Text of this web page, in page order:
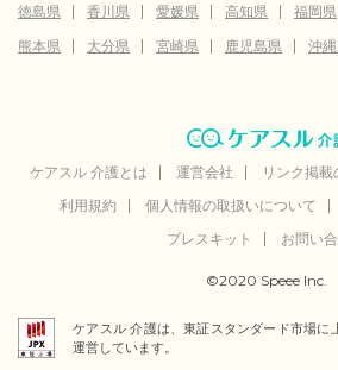
徳島県
香川県 愛媛県 高知県 福岡県
熊本県
大分県 宮崎県 鹿児島県 沖
ケアスル 介護とは 運営会社 リンク掲
利用規約
個人情報の取扱いについて
プレスキット
お問い
©2020 Speee Inc.
ケアスル 介護は、東証スタンダード市場に
運営しています。